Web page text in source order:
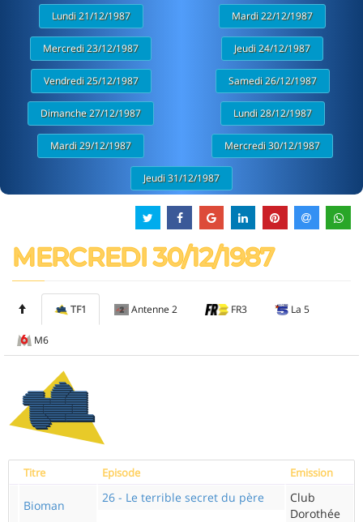
Lundi 21/12/1987 Mardi 22/12/1987
Mercredi 23/12/1987 Jeudi 24/12/1987
Vendredi 25/12/1987 Samedi 26/12/1987
Dimanche 27/12/1987 Lundi 28/12/1987
Mardi 29/12/1987 Mercredi 30/12/1987
Jeudi 31/12/1987
MERCREDI 30/12/1987
TF1 Antenne 2 FR3 La 5
M6
Titre Episode Emission
Bioman
26 - Le terrible secret du père
Club
Dorothée